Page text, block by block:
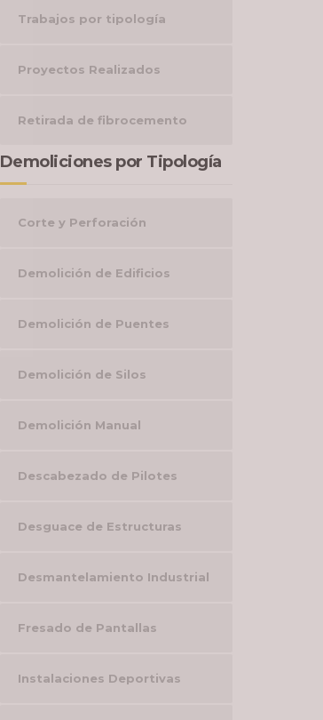
Trabajos por tipología
Proyectos Realizados
Retirada de fibrocemento
Demoliciones por Tipología
Corte y Perforación
Demolición de Edificios
Demolición de Puentes
Demolición de Silos
Demolición Manual
Descabezado de Pilotes
Desguace de Estructuras
Desmantelamiento Industrial
Fresado de Pantallas
Instalaciones Deportivas